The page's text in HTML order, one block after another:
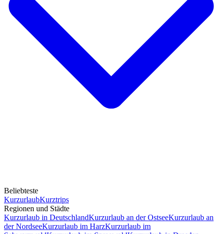
Beliebteste
KurzurlaubKurztrips
Regionen und Städte
Kurzurlaub in DeutschlandKurzurlaub an der OstseeKurzurlaub an
der NordseeKurzurlaub im HarzKurzurlaub im